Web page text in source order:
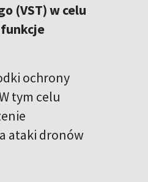
(VST) w celu
ochrony
tym celu
ataki dronów